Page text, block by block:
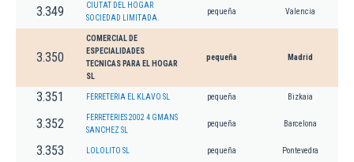
3.349
CIUTAT DEL HOGAR
SOCIEDAD LIMITADA.
pequeña Valencia
3.350
COMERCIAL DE
ESPECIALIDADES
TECNICAS PARA EL HOGAR
SL
pequeña Madrid
3.351 FERRETERIA EL KLAVO SL pequeña Bizkaia
3.352
FERRETERIES 2002 4 GMANS
SANCHEZ SL
pequeña Barcelona
3.353 LOLOLITO SL pequeña Pontevedra